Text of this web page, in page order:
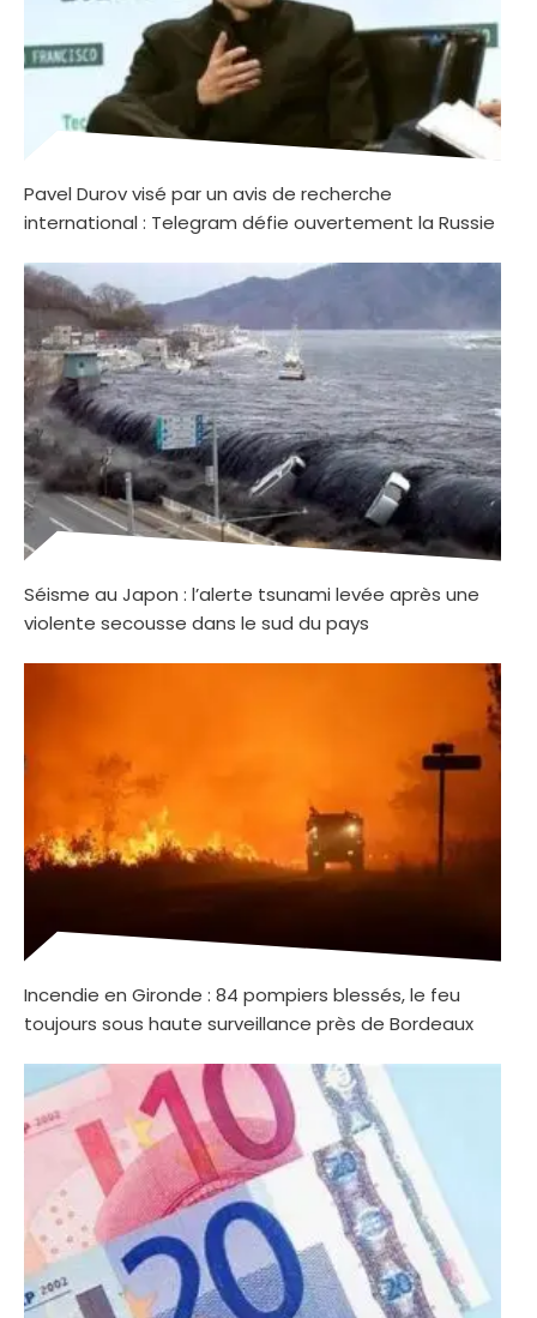
Pavel Durov visé par un avis de recherche
international : Telegram défie ouvertement la Russie
Séisme au Japon : l’alerte tsunami levée après une
violente secousse dans le sud du pays
Incendie en Gironde : 84 pompiers blessés, le feu
toujours sous haute surveillance près de Bordeaux